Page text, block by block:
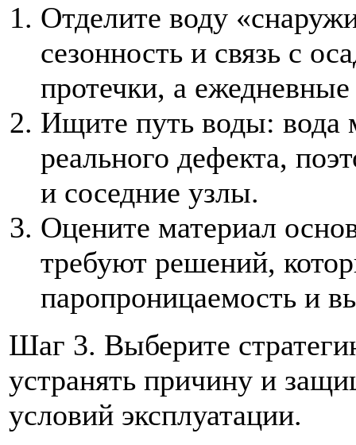
Отделите воду
сезонность и связь с
протечки, а
Ищите путь воды: вода
реального дефекта,
и соседние узлы.
Оцените материал
требуют решений,
паропроницаемость и
Шаг 3. Выберите
устранять причину и
условий эксплуатации.